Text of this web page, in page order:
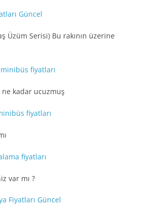
Güncel
Üzüm Serisi) Bu rakının üzerine
fiyatları
kadar ucuzmuş
fiyatları
fiyatları
var mı ?
Fiyatları Güncel